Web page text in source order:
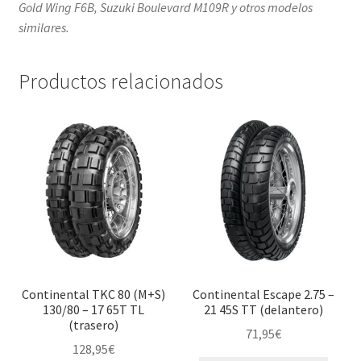
Gold Wing F6B, Suzuki Boulevard M109R y otros modelos
similares.
Productos relacionados
Continental TKC 80 (M+S)
130/80 – 17 65T TL
(trasero)
128,95€
Continental Escape 2.75 –
21 45S TT (delantero)
71,95€